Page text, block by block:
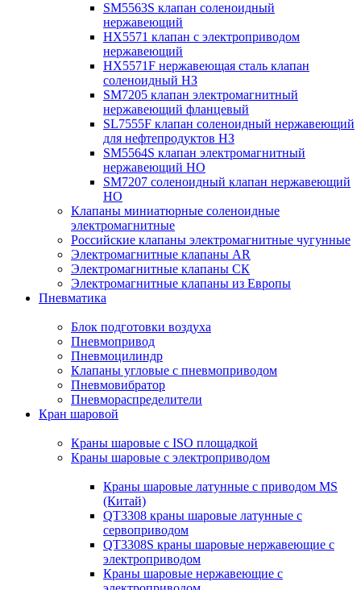
SM5563S клапан соленоидный
нержавеющий
HX5571 клапан с электроприводом
нержавеющий
HX5571F нержавеющая сталь клапан
соленоидный НЗ
SM7205 клапан электромагнитный
нержавеющий фланцевый
SL7555F клапан соленоидный нержавеющий
для нефтепродуктов НЗ
SM5564S клапан электромагнитный
нержавеющий НО
SM7207 соленоидный клапан нержавеющий
НО
Клапаны миниатюрные соленоидные
электромагнитные
Российские клапаны электромагнитные чугунные
Электромагнитные клапаны AR
Электромагнитные клапаны СК
Электромагнитные клапаны из Европы
Пневматика
Блок подготовки воздуха
Пневмопривод
Пневмоцилиндр
Клапаны угловые с пневмоприводом
Пневмовибратор
Пневмораспределители
Кран шаровой
Краны шаровые с ISO площадкой
Краны шаровые с электроприводом
Краны шаровые латунные с приводом MS
(Китай)
QT3308 краны шаровые латунные с
сервоприводом
QT3308S краны шаровые нержавеющие с
электроприводом
Краны шаровые нержавеющие с